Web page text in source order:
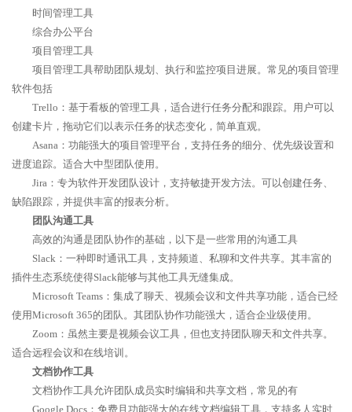
时间管理工具
综合办公平台
项目管理工具
项目管理工具帮助团队规划、执行和监控项目进展。常见的项目管理
软件包括
Trello：基于看板的管理工具，适合进行任务分配和跟踪。用户可以
创建卡片，拖动它们以表示任务的状态变化，简单直观。
Asana：功能强大的项目管理平台，支持任务的细分、优先级设置和
进度追踪。适合大中型团队使用。
Jira：专为软件开发团队设计，支持敏捷开发方法。可以创建任务、
缺陷跟踪，并提供丰富的报表分析。
团队沟通工具
高效的沟通是团队协作的基础，以下是一些常用的沟通工具
Slack：一种即时通讯工具，支持频道、私聊和文件共享。其丰富的
插件生态系统使得Slack能够与其他工具无缝集成。
Microsoft Teams：集成了聊天、视频会议和文件共享功能，适合已经
使用Microsoft 365的团队。其团队协作功能强大，适合企业级使用。
Zoom：虽然主要是视频会议工具，但也支持团队聊天和文件共享。
适合远程会议和在线培训。
文档协作工具
文档协作工具允许团队成员实时编辑和共享文档，常见的有
Google Docs：免费且功能强大的在线文档编辑工具，支持多人实时